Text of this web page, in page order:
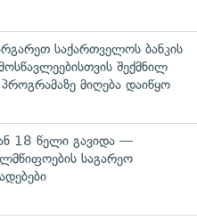
საქართველოს ბანკის
შექმნილ
მიღება დაიწყო
18 წელი გავიდა —
საგარეო